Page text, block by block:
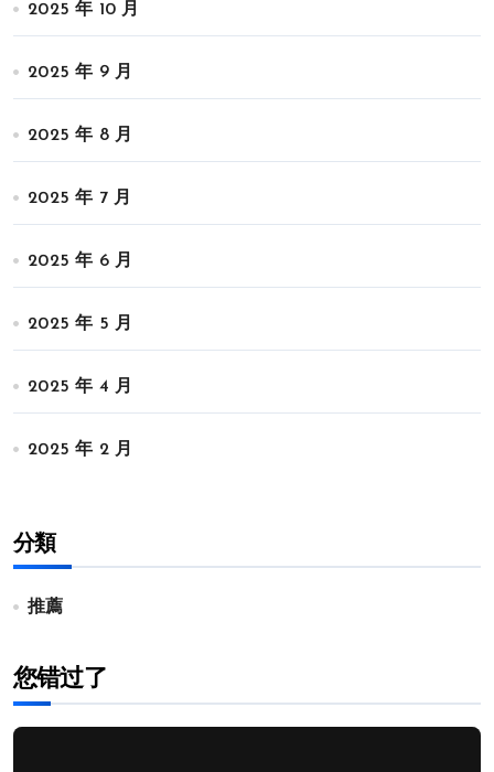
2025 年 10 月
2025 年 9 月
2025 年 8 月
2025 年 7 月
2025 年 6 月
2025 年 5 月
2025 年 4 月
2025 年 2 月
分類
推薦
您错过了